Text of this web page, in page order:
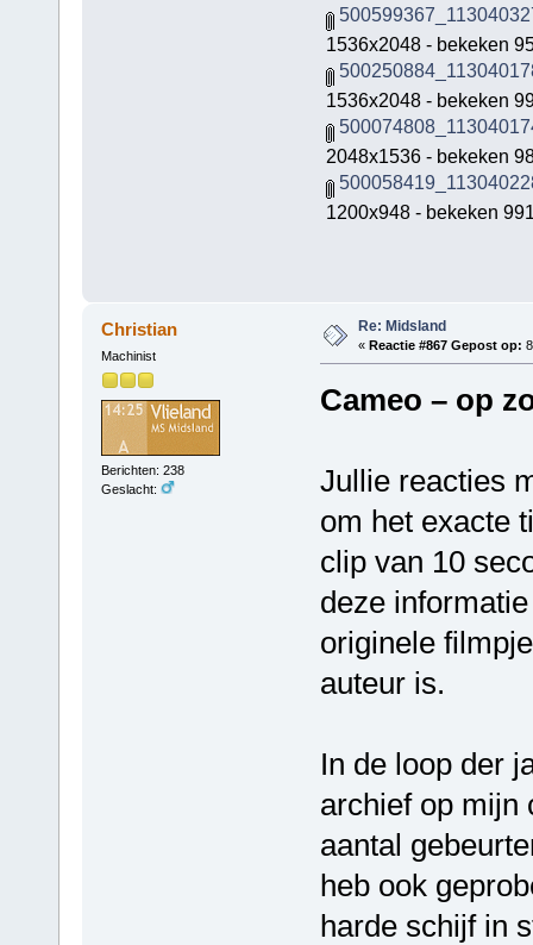
1536x2048 - bekeken
1536x2048 - bekeken
2048x1536 - bekeken
1200x948 - bekeken
Christian
Machinist
Berichten: 238
Geslacht:
Re: Midsland
« Reactie #867 Gepost op:
Cameo – op
Jullie reacties
om het exacte
clip van 10
deze
originele
auteur is.
In de loop der
archief op mijn
aantal
heb ook
harde schijf in